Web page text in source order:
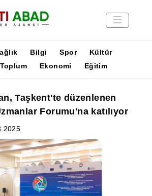
Bilgi Spor
Kültür
Toplum Ekonomi Eğitim
Taşkent'te düzenlenen
Forumu'na katılıyor